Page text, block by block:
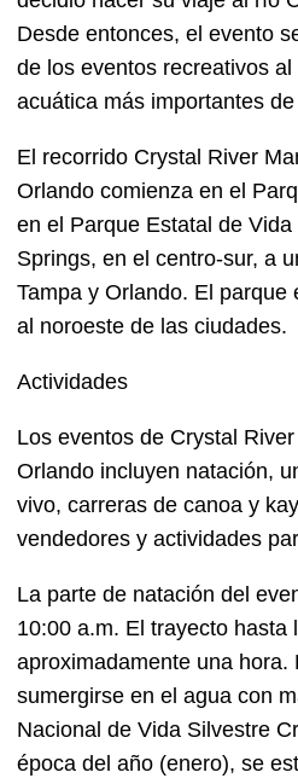
Desde entonces, el evento
de los eventos recreativos
acuática más importantes
El recorrido Crystal River
Orlando comienza en el
en el Parque Estatal de
Springs, en el centro-sur, a
Tampa y Orlando. El parque
al noroeste de las ciudades.
Actividades
Los eventos de Crystal
Orlando incluyen natación,
vivo, carreras de canoa y
vendedores y actividades
La parte de natación del
10:00 a.m. El trayecto hasta
aproximadamente una hora.
sumergirse en el agua con
Nacional de Vida Silvestre
época del año (enero), se